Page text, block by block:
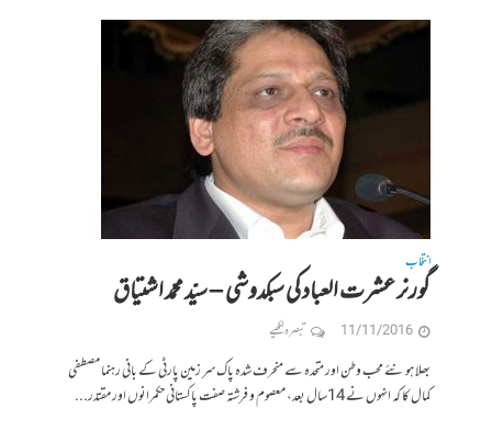
انتخاب
گورنر عشرت العباد کی سبکدوشی – سیّد محمّد اشتیاق
11/11/2016 تبصرہ لکھیے
بھلا ہو نئے محب وطن اور متحدہ سے منحرف شدہ پاک سر زمین پارٹی کے بانی رہنما مصطفی
کمال کا کہ انہوں نے 14سال بعد، معصوم و فرشتہ صفت پاکستانی حکمرانوں اور مقتدر...